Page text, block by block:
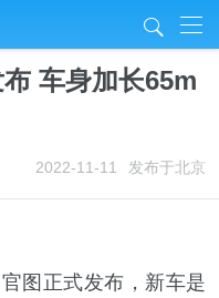
j
车身加长65m
2022-11-11 发布于北京
图正式发布，新车是